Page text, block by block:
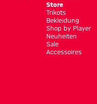
Store
Trikots
Bekleidung
Shop by Player
Neuheiten
Sale
Accessoires